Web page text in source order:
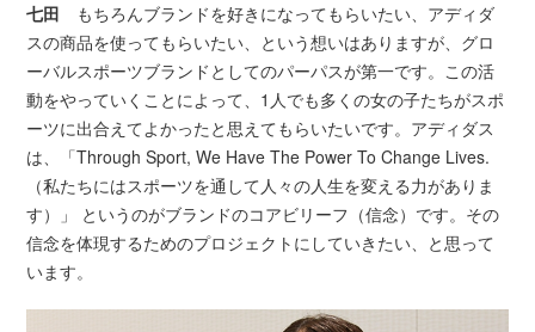
七田 もちろんブランドを好きになってもらいたい、アディダ
スの商品を使ってもらいたい、という想いはありますが、グロ
ーバルスポーツブランドとしてのパーパスが第一です。この活
動をやっていくことによって、1人でも多くの女の子たちがスポ
ーツに出合えてよかったと思えてもらいたいです。アディダス
は、「Through Sport, We Have The Power To Change Lives.
（私たちにはスポーツを通して人々の人生を変える力がありま
す）」 というのがブランドのコアビリーフ（信念）です。その
信念を体現するためのプロジェクトにしていきたい、と思って
います。